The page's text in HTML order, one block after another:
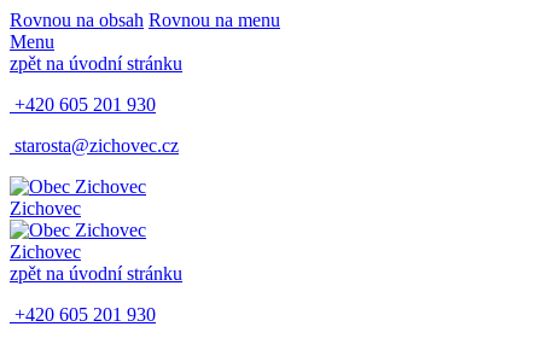
Rovnou na obsah Rovnou na menu
Menu
zpět na úvodní stránku
+420 605 201 930
starosta@zichovec.cz
Zichovec
Zichovec
zpět na úvodní stránku
+420 605 201 930